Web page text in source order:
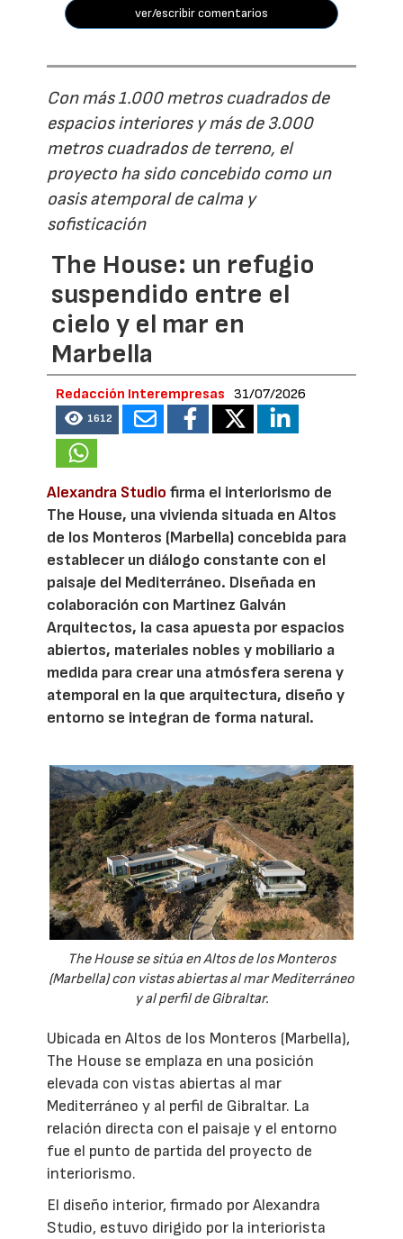
ver/escribir comentarios
Con más 1.000 metros cuadrados de
espacios interiores y más de 3.000
metros cuadrados de terreno, el
proyecto ha sido concebido como un
oasis atemporal de calma y
sofisticación
The House: un refugio
suspendido entre el
cielo y el mar en
Marbella
Redacción Interempresas 31/07/2026
1612
Alexandra Studio firma el interiorismo de
The House, una vivienda situada en Altos
de los Monteros (Marbella) concebida para
establecer un diálogo constante con el
paisaje del Mediterráneo. Diseñada en
colaboración con Martinez Galván
Arquitectos, la casa apuesta por espacios
abiertos, materiales nobles y mobiliario a
medida para crear una atmósfera serena y
atemporal en la que arquitectura, diseño y
entorno se integran de forma natural.
The House se sitúa en Altos de los Monteros
(Marbella) con vistas abiertas al mar Mediterráneo
y al perfil de Gibraltar.
Ubicada en Altos de los Monteros (Marbella),
The House se emplaza en una posición
elevada con vistas abiertas al mar
Mediterráneo y al perfil de Gibraltar. La
relación directa con el paisaje y el entorno
fue el punto de partida del proyecto de
interiorismo.
El diseño interior, firmado por Alexandra
Studio, estuvo dirigido por la interiorista